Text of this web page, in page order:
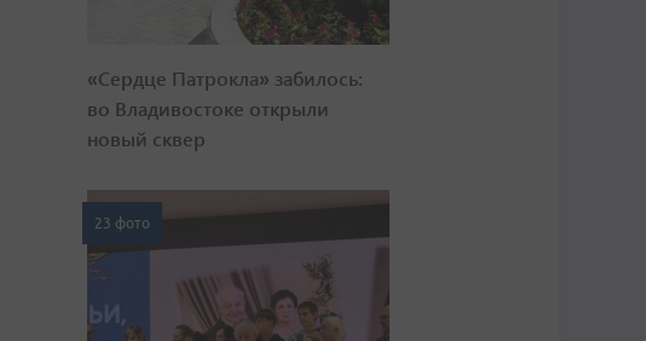
«Сердце Патрокла» забилось:
во Владивостоке открыли
новый сквер
23 фото